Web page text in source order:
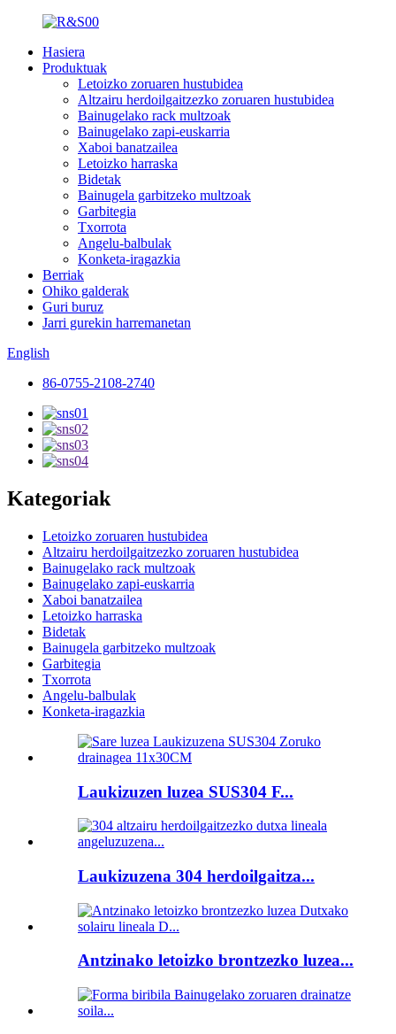
Hasiera
Produktuak
Letoizko zoruaren hustubidea
Altzairu herdoilgaitzezko zoruaren hustubidea
Bainugelako rack multzoak
Bainugelako zapi-euskarria
Xaboi banatzailea
Letoizko harraska
Bidetak
Bainugela garbitzeko multzoak
Garbitegia
Txorrota
Angelu-balbulak
Konketa-iragazkia
Berriak
Ohiko galderak
Guri buruz
Jarri gurekin harremanetan
English
86-0755-2108-2740
Kategoriak
Letoizko zoruaren hustubidea
Altzairu herdoilgaitzezko zoruaren hustubidea
Bainugelako rack multzoak
Bainugelako zapi-euskarria
Xaboi banatzailea
Letoizko harraska
Bidetak
Bainugela garbitzeko multzoak
Garbitegia
Txorrota
Angelu-balbulak
Konketa-iragazkia
Laukizuzen luzea SUS304 F...
Laukizuzena 304 herdoilgaitza...
Antzinako letoizko brontzezko luzea...